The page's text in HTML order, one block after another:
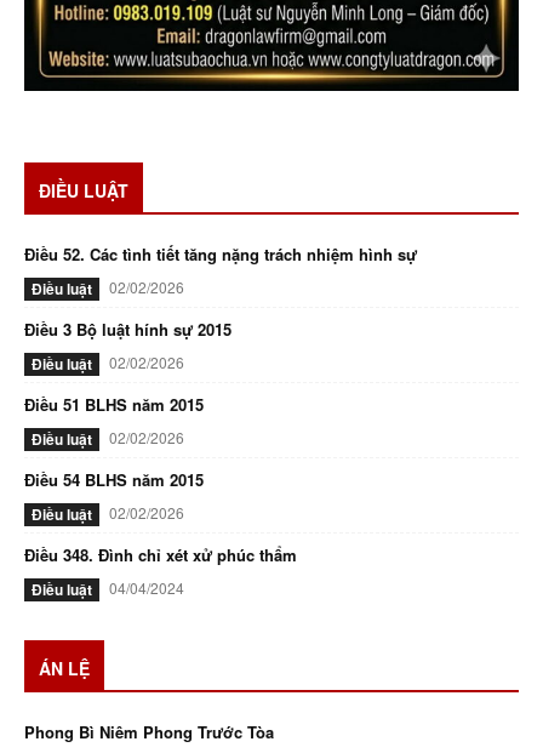
ĐIỀU LUẬT
Điều 52. Các tình tiết tăng nặng trách nhiệm hình sự
Điều luật 02/02/2026
Điều 3 Bộ luật hính sự 2015
Điều luật 02/02/2026
Điều 51 BLHS năm 2015
Điều luật 02/02/2026
Điều 54 BLHS năm 2015
Điều luật 02/02/2026
Điều 348. Đình chỉ xét xử phúc thẩm
Điều luật 04/04/2024
ÁN LỆ
Phong Bì Niêm Phong Trước Tòa